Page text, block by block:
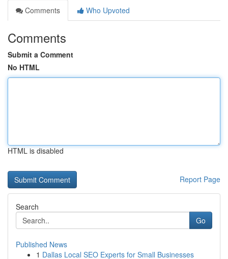
Comments
Who Upvoted
Comments
Submit a Comment
No HTML
HTML is disabled
Report Page
Search
Go
Published News
1 Dallas Local SEO Experts for Small Businesses